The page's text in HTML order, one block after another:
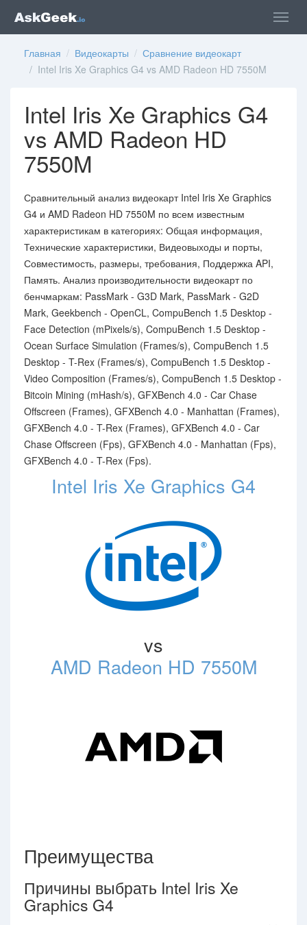
Главная / Видеокарты / Сравнение видеокарт
/ Intel Iris Xe Graphics G4 vs AMD Radeon HD 7550M
Intel Iris Xe Graphics G4
vs AMD Radeon HD
7550M
Сравнительный анализ видеокарт Intel Iris Xe Graphics
G4 и AMD Radeon HD 7550M по всем известным
характеристикам в категориях: Общая информация,
Технические характеристики, Видеовыходы и порты,
Совместимость, размеры, требования, Поддержка API,
Память. Анализ производительности видеокарт по
бенчмаркам: PassMark - G3D Mark, PassMark - G2D
Mark, Geekbench - OpenCL, CompuBench 1.5 Desktop -
Face Detection (mPixels/s), CompuBench 1.5 Desktop -
Ocean Surface Simulation (Frames/s), CompuBench 1.5
Desktop - T-Rex (Frames/s), CompuBench 1.5 Desktop -
Video Composition (Frames/s), CompuBench 1.5 Desktop -
Bitcoin Mining (mHash/s), GFXBench 4.0 - Car Chase
Offscreen (Frames), GFXBench 4.0 - Manhattan (Frames),
GFXBench 4.0 - T-Rex (Frames), GFXBench 4.0 - Car
Chase Offscreen (Fps), GFXBench 4.0 - Manhattan (Fps),
GFXBench 4.0 - T-Rex (Fps).
Intel Iris Xe Graphics G4
vs
AMD Radeon HD 7550M
Преимущества
Причины выбрать Intel Iris Xe
Graphics G4